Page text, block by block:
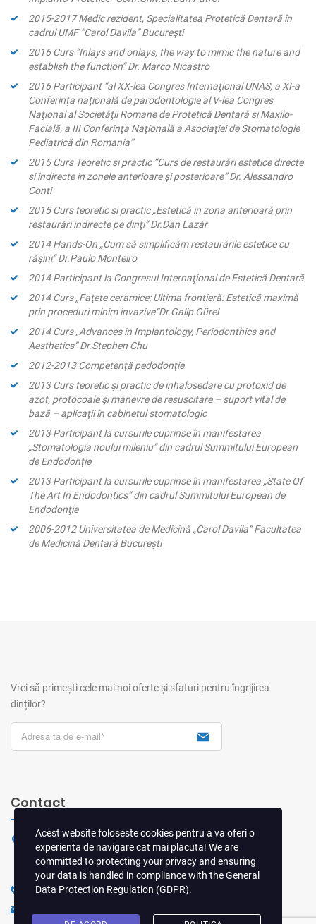
2015-2017 Medic rezident, Specialitatea Protetică Dentară în
cadrul UMF ”Carol Davila” Bucureşti
2016 Curs ”Inlays and onlays, the way to mimic the nature and
establish the function” Dr. Marco Nicastro
2016 Participant ”al XX-lea Congres Internaţional UNAS, a XI-a
Conferinţa naţională de parodontologie al V-lea Congres
Naţional al Societăţii Romane de Protetică Dentară si Maxilo-
Facială, a III Conferinţa Naţională a Asociaţiei de Stomatologie
Pediatrică din Romania”
2015 Curs Teoretic si practic ”Curs de restaurări estetice directe
si indirecte in zonele anterioare şi posterioare” Dr. Alessandro
Conti
2015 Curs teoretic si practic „Estetică in zona anterioară prin
restaurări indirecte pe dinţi” Dr.Dan Lazăr
2014 Hands-On „Cum să simplificăm restaurările estetice cu
răşini” Dr.Paulo Monteiro
2014 Participant la Congresul Internaţional de Estetică Dentară
2014 Curs „Faţete ceramice: Ultima frontieră: Estetică maximă
prin proceduri minim invazive”Dr.Galip Gürel
2014 Curs „Advances in Implantology, Periodonthics and
Aesthetics” Dr.Stephen Chu
2012-2013 Competenţă pedodonţie
2013 Curs teoretic şi practic de inhalosedare cu protoxid de
azot, protocoale şi manevre de resuscitare – suport vital de
bază – aplicaţii în cabinetul stomatologic
2013 Participant la cursurile cuprinse în manifestarea
„Stomatologia noului mileniu” din cadrul Summitului European
de Endodonţie
2013 Participant la cursurile cuprinse în manifestarea „State Of
The Art In Endodontics” din cadrul Summitului European de
Endodonţie
2006-2012 Universitatea de Medicină „Carol Davila” Facultatea
de Medicină Dentară Bucureşti
Vrei să primești cele mai noi oferte și sfaturi pentru îngrijirea
dinților?
Contact
Sos. Virtuții nr. 18, Sector 6, Bucuresti
Arată pe hartă
0724DENTAL (0724 336 825)
Acest website foloseste cookies pentru a va oferi o
experienta de navigare cat mai placuta! We are
committed to protecting your privacy and ensuring
your data is handled in compliance with theGeneral
Data Protection Regulation (GDPR).